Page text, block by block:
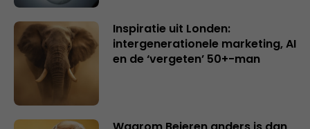
Inspiratie uit Londen:
intergenerationele marketing, AI
en de ‘vergeten’ 50+-man